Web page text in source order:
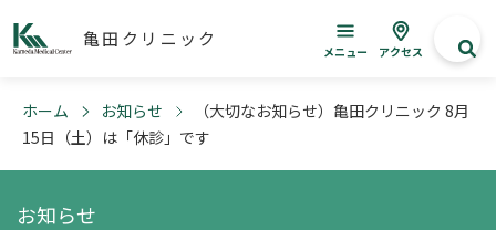
亀田クリニック
メニュー アクセス
ホーム お知らせ
（大切なお知らせ）亀田クリニック 8月
15日（土）は「休診」です
お知らせ